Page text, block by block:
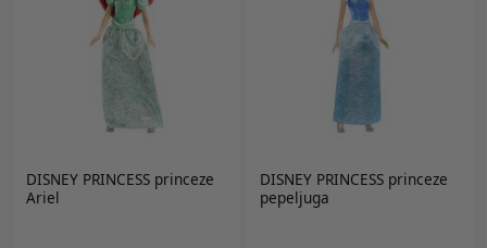
DISNEY PRINCESS princeze
Ariel
DISNEY PRINCESS princeze
pepeljuga